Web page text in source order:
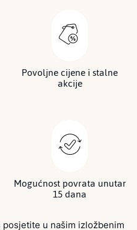
Povoljne cijene i stalne
akcije
Mogućnost povrata unutar
15 dana
u našim izložbenim